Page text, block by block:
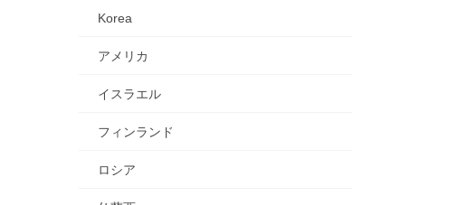
Korea
アメリカ
イスラエル
フィンランド
ロシア